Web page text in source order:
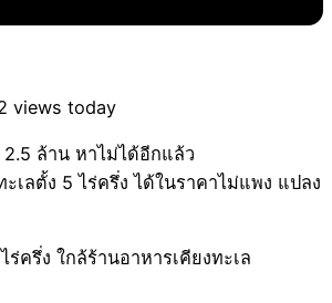
views today
ล้าน หาไม่ได้อีกแล้ว
เลตั้ง 5 ไร่ครึ่ง ได้ในราคาไม่แพง แปลง
ครึ่ง ใกล้ร้านอาหารเคียงทะเล